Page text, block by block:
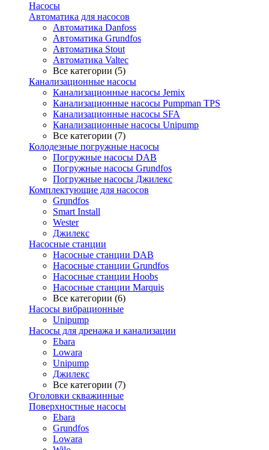
Насосы
Автоматика для насосов
Автоматика Danfoss
Автоматика Grundfos
Автоматика Stout
Автоматика Valtec
Все категории (5)
Канализационные насосы
Канализационные насосы Jemix
Канализационные насосы Pumpman TPS
Канализационные насосы SFA
Канализационные насосы Unipump
Все категории (7)
Колодезные погружные насосы
Погружные насосы DAB
Погружные насосы Grundfos
Погружные насосы Джилекс
Комплектующие для насосов
Grundfos
Smart Install
Wester
Джилекс
Насосные станции
Насосные станции DAB
Насосные станции Grundfos
Насосные станции Hoobs
Насосные станции Marquis
Все категории (6)
Насосы вибрационные
Unipump
Насосы для дренажа и канализации
Ebara
Lowara
Unipump
Джилекс
Все категории (7)
Оголовки скважинные
Поверхностные насосы
Ebara
Grundfos
Lowara